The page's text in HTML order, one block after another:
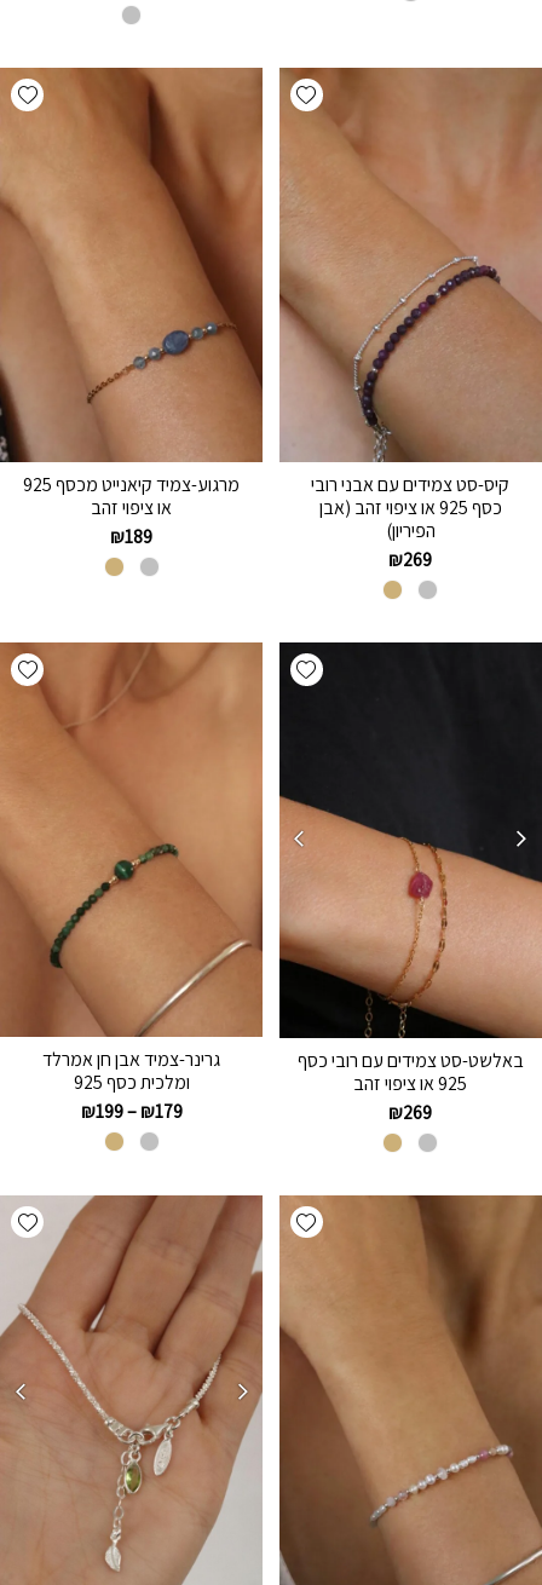
Add wishlist
קיס-סט צמידים עם אבני רובי
כסף 925 או ציפוי זהב (אבן
הפיריון)
₪269
מרגוע-צמיד קיאנייט מכסף 925
או ציפוי זהב
₪189
Add wishlist
באלשט-סט צמידים עם רובי כסף
925 או ציפוי זהב
₪269
גרינר-צמיד אבן חן אמרלד
ומלכית כסף 925
₪179
–
₪199
Add wishlist